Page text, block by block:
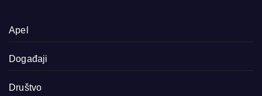
Apel
Događaji
Društvo